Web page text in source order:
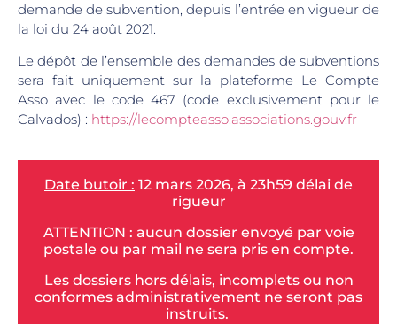
demande de subvention, depuis l’entrée en vigueur de
la loi du 24 août 2021.
Le dépôt de l’ensemble des demandes de subventions
sera fait uniquement sur la plateforme Le Compte
Asso avec le code 467 (code exclusivement pour le
Calvados) : https://lecompteasso.associations.gouv.fr
Date butoir : 12 mars 2026, à 23h59 délai de
rigueur
ATTENTION : aucun dossier envoyé par voie
postale ou par mail ne sera pris en compte.
Les dossiers hors délais, incomplets ou non
conformes administrativement ne seront pas
instruits.